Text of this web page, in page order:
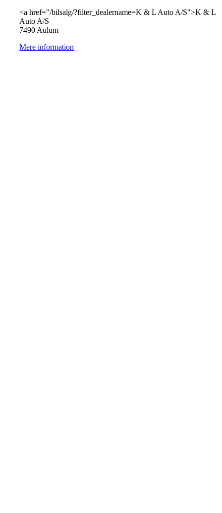
<a href="/bilsalg/?filter_dealername=K & L Auto A/S">K & L
Auto A/S
7490 Aulum
Mere information